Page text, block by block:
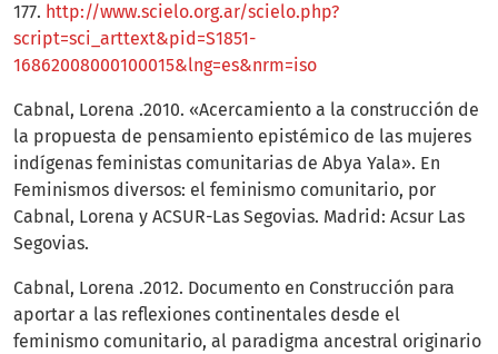
177. http://www.scielo.org.ar/scielo.php?
script=sci_arttext&pid=S1851-
16862008000100015&lng=es&nrm=iso
Cabnal, Lorena .2010. «Acercamiento a la construcción de
la propuesta de pensamiento epistémico de las mujeres
indígenas feministas comunitarias de Abya Yala». En
Feminismos diversos: el feminismo comunitario, por
Cabnal, Lorena y ACSUR-Las Segovias. Madrid: Acsur Las
Segovias.
Cabnal, Lorena .2012. Documento en Construcción para
aportar a las reflexiones continentales desde el
feminismo comunitario, al paradigma ancestral originario